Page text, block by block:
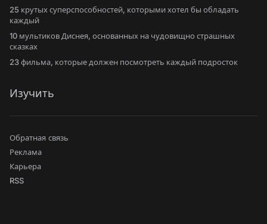
25 крутых суперспособностей, которыми хотел бы обладать
каждый
10 мультиков Диснея, основанных на чудовищно страшных
сказках
23 фильма, которые должен посмотреть каждый подросток
Изучить
Обратная связь
Реклама
Карьера
RSS